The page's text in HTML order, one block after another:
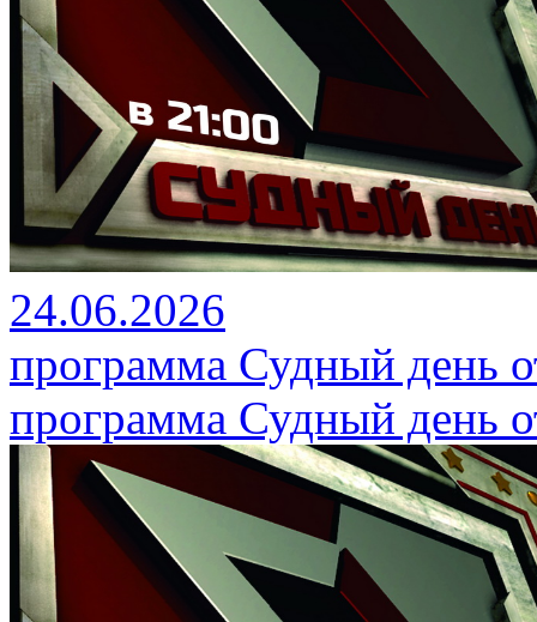
24.06.2026
программа Судный день
программа Судный день